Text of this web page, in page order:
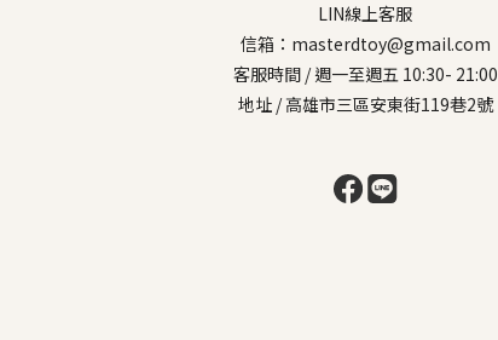
LIN線上客服
信箱：masterdtoy@gmail.com
客服時間 / 週一至週五 10:30- 21:00
地址 / 高雄市三區安東街119巷2號